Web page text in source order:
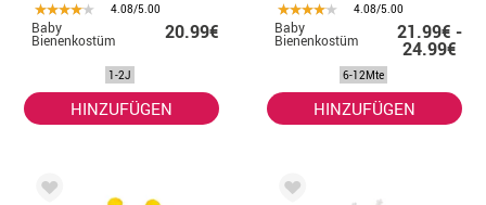
4.08/5.00
Baby
Bienenkostüm 20.99€
1-2J
HINZUFÜGEN
4.08/5.00
Baby
Bienenkostüm 21.99€ -
24.99€
6-12Mte
HINZUFÜGEN